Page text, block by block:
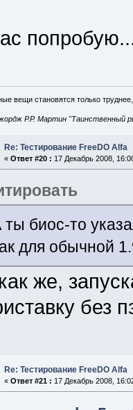
вещи становятся только
Р.Р. Мартин "Таинственный
Re: Тестирование FreeDO Alfa
« Ответ #20 : 17 Декабрь 2008,
ты биос-то
для обычной
же,
без
Re: Тестирование FreeDO Alfa
« Ответ #21 : 17 Декабрь 2008,